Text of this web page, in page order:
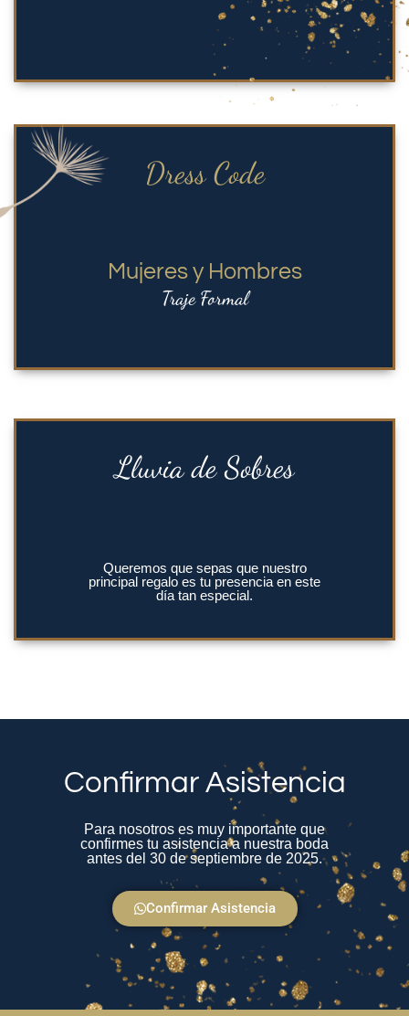
Dress Code
Mujeres y Hombres
Traje Formal
Lluvia de Sobres
Queremos que sepas que nuestro
principal regalo es tu presencia en este
día tan especial.
Confirmar Asistencia
Para nosotros es muy importante que
confirmes tu asistencia a nuestra boda
antes del 30 de septiembre de 2025.
Confirmar Asistencia